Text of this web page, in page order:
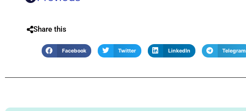
Share this
Facebook Twitter LinkedIn Telegram